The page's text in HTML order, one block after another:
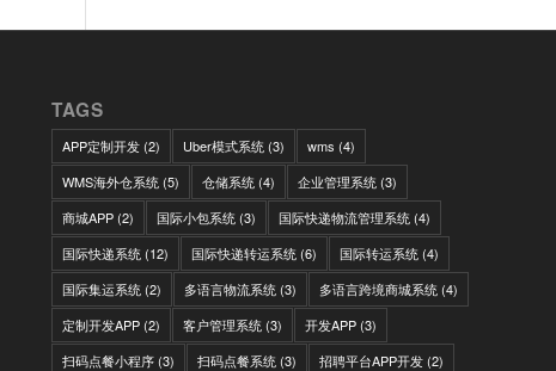
TAGS
APP定制开发(2) Uber模式系统 (3) wms (4)
WMS海外仓系统 (5) 仓储系统 (4) 企业管理系统 (3)
商城APP(2) 国际小包系统 (3) 国际快递物流管理系统 (4)
国际快递系统 (12) 国际快递转运系统 (6) 国际转运系统 (4)
国际集运系统 (2) 多语言物流系统 (3) 多语言跨境商城系统 (4)
定制开发APP(2) 客户管理系统 (3) 开发APP(3)
扫码点餐小程序(3) 扫码点餐系统 (3) 招聘平台APP开发(2)